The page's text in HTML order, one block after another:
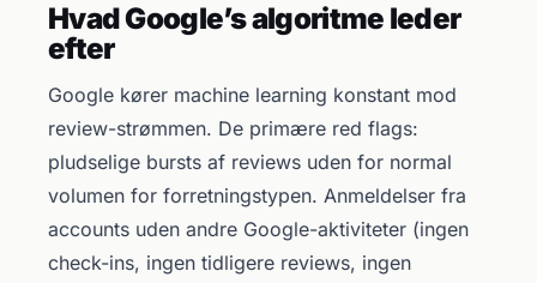
Hvad Google’s algoritme leder
efter
Google kører machine learning konstant mod
review-strømmen. De primære red flags:
pludselige bursts af reviews uden for normal
volumen for forretningstypen. Anmeldelser fra
accounts uden andre Google-aktiviteter (ingen
check-ins, ingen tidligere reviews, ingen